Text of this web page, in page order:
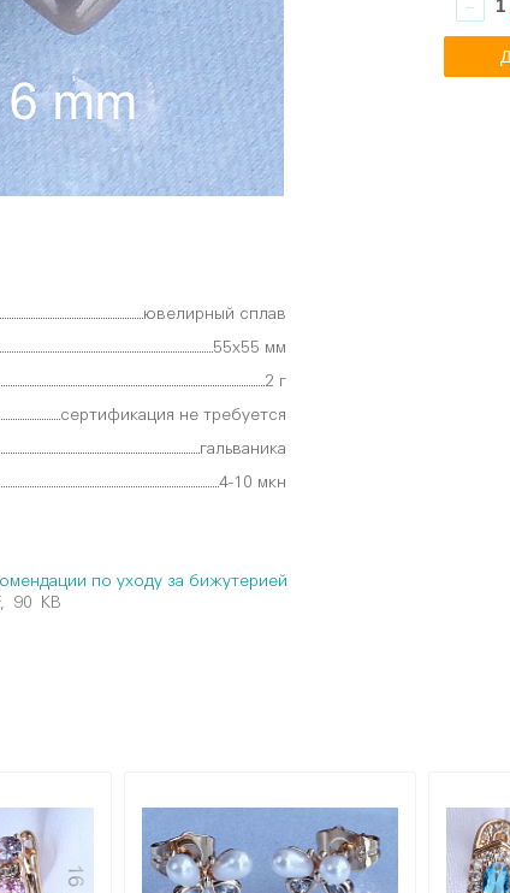
−
ювелирный сплав
55х55 мм
2 г
сертификация не требуется
гальваника
4-10 мкн
по уходу за бижутерией
90 KB